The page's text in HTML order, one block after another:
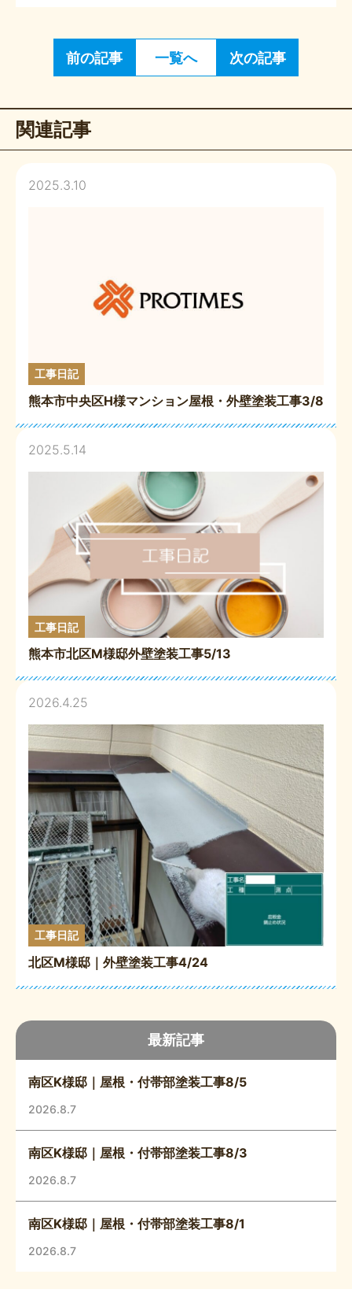
最新記事
南区K様邸｜屋根・付帯部塗装工事8/5
2026.8.7
南区K様邸｜屋根・付帯部塗装工事8/3
2026.8.7
南区K様邸｜屋根・付帯部塗装工事8/1
2026.8.7
前の記事 一覧へ 次の記事
関連記事
2025.3.10
工事日記
熊本市中央区H様マンション屋根・外壁塗装工事3/8
2025.5.14
工事日記
熊本市北区M様邸外壁塗装工事5/13
2026.4.25
工事日記
北区M様邸｜外壁塗装工事4/24